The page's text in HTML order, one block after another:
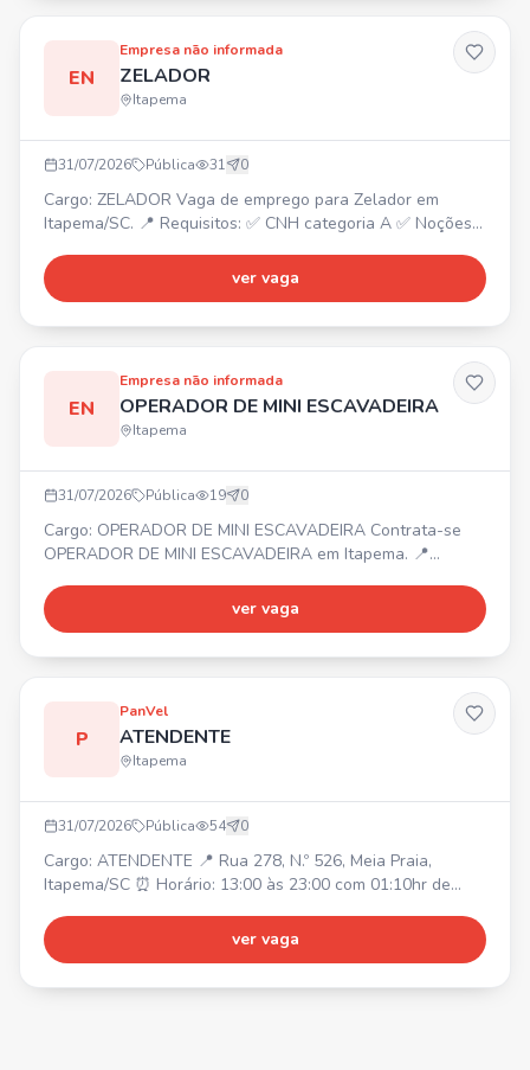
EN
Empresa não informada
ZELADOR
Itapema
31/07/2026 Pública 31 0
Cargo: ZELADOR Vaga de emprego para Zelador em
Itapema/SC. 📍 Requisitos: ✅ CNH categoria A ✅ Noções
ver vaga
EN
Empresa não informada
OPERADOR DE MINI ESCAVADEIRA
Itapema
31/07/2026 Pública 19 0
Cargo: OPERADOR DE MINI ESCAVADEIRA Contrata-se
OPERADOR DE MINI ESCAVADEIRA em Itapema. 📍
Requisitos: • Experiência na função Entre em contato por
mensagem.
ver vaga
P
PanVel
ATENDENTE
Itapema
31/07/2026 Pública 54 0
Cargo: ATENDENTE 📍 Rua 278, N.º 526, Meia Praia,
Itapema/SC ⏰ Horário: 13:00 às 23:00 com 01:10hr de
Requisitos: Ensino médio completo; Ter 18 anos ou mais.
🎁 Benefícios: Vale transporte, alimentação/refeição, plano
ver vaga